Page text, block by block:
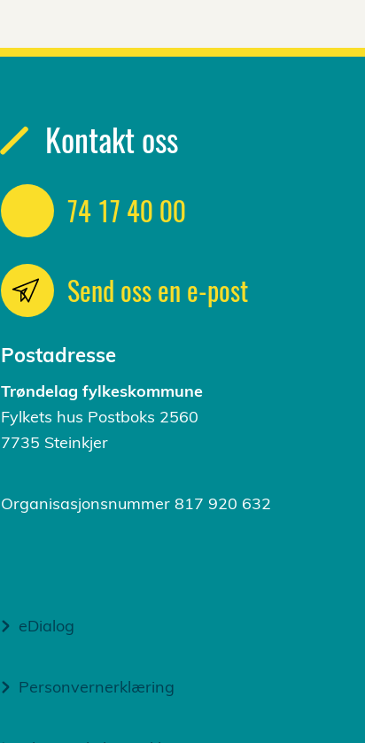
Kontakt oss
74 17 40 00
Send oss en e-post
Postadresse
Trøndelag fylkeskommune
Fylkets hus Postboks 2560
7735 Steinkjer
Organisasjonsnummer 817 920 632
eDialog
Personvernerklæring